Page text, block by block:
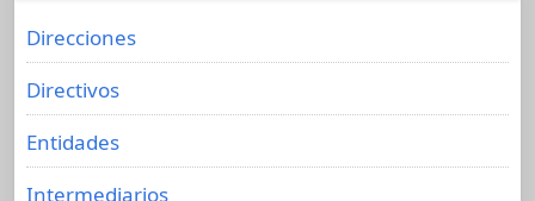
Direcciones
Directivos
Entidades
Intermediarios